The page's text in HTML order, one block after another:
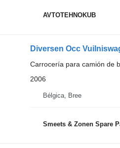
AVTOTEHNOKUB
Diversen Occ
Carrocería para camión de
2006
Bélgica, Bree
Smeets & Zonen Spare